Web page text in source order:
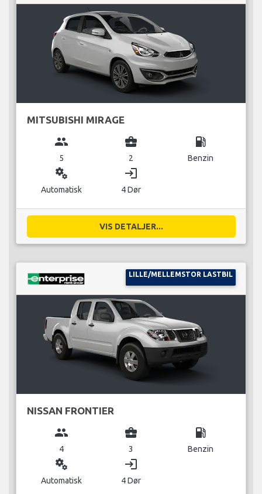
MITSUBISHI MIRAGE
group
5
business_center
2
local_gas_station
Benzin
miscellaneous_services
Automatisk
login
4 Dør
VIS DETALJER...
LILLE/MELLEMSTOR LASTBIL
NISSAN FRONTIER
group
4
business_center
3
local_gas_station
Benzin
miscellaneous_services
Automatisk
login
4 Dør